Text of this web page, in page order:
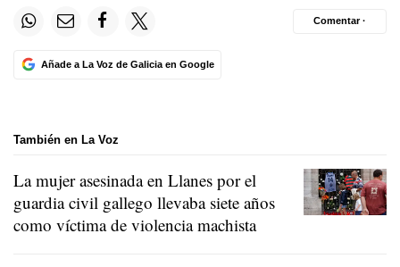
Añade a La Voz de Galicia en Google
Comentar ·
También en La Voz
La mujer asesinada en Llanes por el
guardia civil gallego llevaba siete años
como víctima de violencia machista